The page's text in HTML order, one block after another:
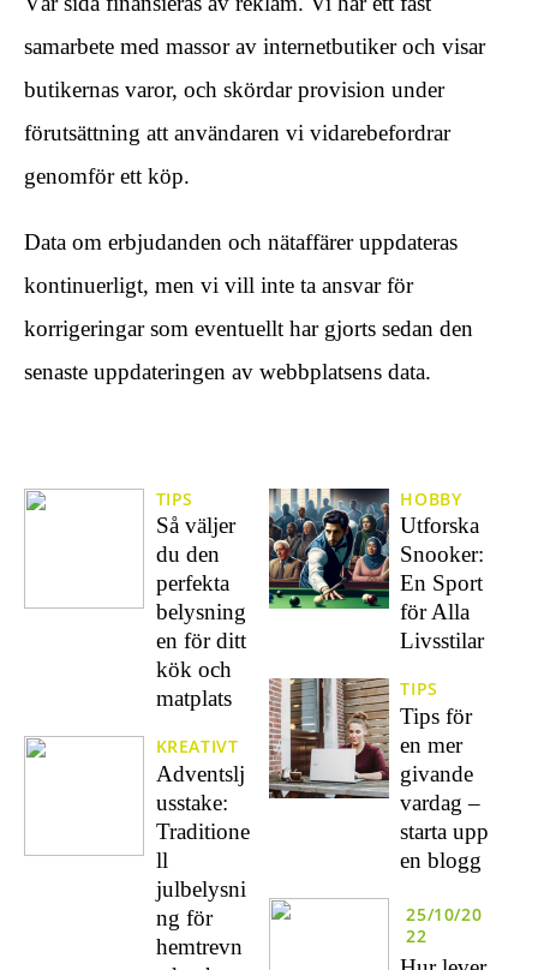
samarbete med massor av internetbutiker och visar
butikernas varor, och skördar provision under
förutsättning att användaren vi vidarebefordrar
genomför ett köp.
Data om erbjudanden och nätaffärer uppdateras
kontinuerligt, men vi vill inte ta ansvar för
korrigeringar som eventuellt har gjorts sedan den
senaste uppdateringen av webbplatsens data.
TIPS
Så väljer
du den
perfekta
belysning
en för ditt
kök och
matplats
KREATIVT
Adventslj
usstake:
Traditione
ll
julbelysni
ng för
hemtrevn
HOBBY
Utforska
Snooker:
En Sport
för Alla
Livsstilar
TIPS
Tips för
en mer
givande
vardag –
starta upp
en blogg
25/10/20
22